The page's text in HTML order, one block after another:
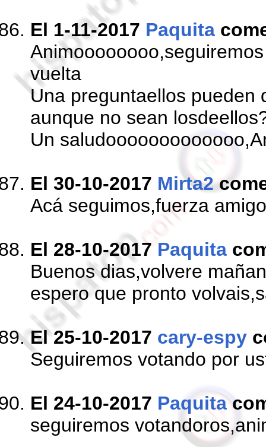
El 1-11-2017 Paquita
vuelta
Una preguntaellos pueden
aunque no sean
Un
El 30-10-2017 Mirta2
Acá seguimos,fuerza
El 28-10-2017 Paquita
Buenos dias,volvere
espero que pronto
El 25-10-2017 cary-espy
Seguiremos votando por
El 24-10-2017 Paquita
seguiremos